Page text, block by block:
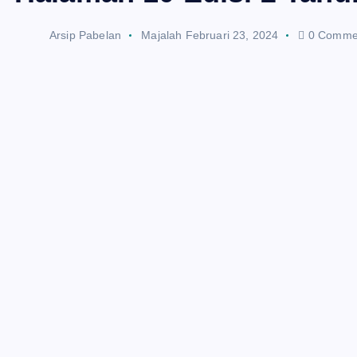
Arsip Pabelan Majalah Februari 23, 2024 0